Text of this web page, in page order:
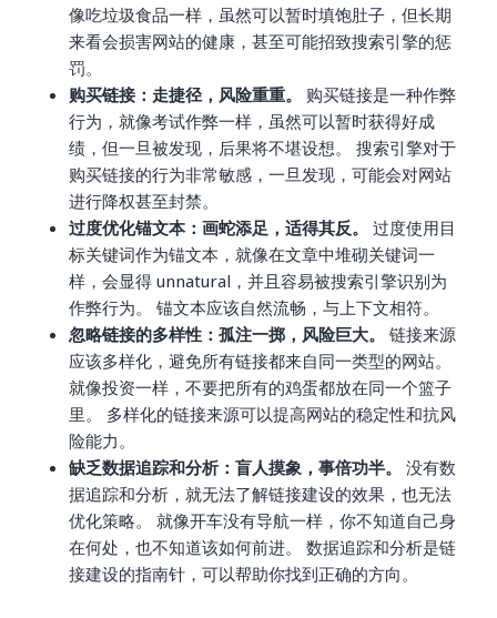
像吃垃圾食品一样，虽然可以暂时填饱肚子，但长期
来看会损害网站的健康，甚至可能招致搜索引擎的惩
罚。
购买链接：走捷径，风险重重。
购买链接是一种作弊
行为，就像考试作弊一样，虽然可以暂时获得好成
绩，但一旦被发现，后果将不堪设想。 搜索引擎对于
购买链接的行为非常敏感，一旦发现，可能会对网站
进行降权甚至封禁。
过度优化锚文本：画蛇添足，适得其反。
过度使用目
标关键词作为锚文本，就像在文章中堆砌关键词一
样，会显得 unnatural，并且容易被搜索引擎识别为
作弊行为。 锚文本应该自然流畅，与上下文相符。
忽略链接的多样性：孤注一掷，风险巨大。
链接来源
应该多样化，避免所有链接都来自同一类型的网站。
就像投资一样，不要把所有的鸡蛋都放在同一个篮子
里。 多样化的链接来源可以提高网站的稳定性和抗风
险能力。
缺乏数据追踪和分析：盲人摸象，事倍功半。
没有数
据追踪和分析，就无法了解链接建设的效果，也无法
优化策略。 就像开车没有导航一样，你不知道自己身
在何处，也不知道该如何前进。 数据追踪和分析是链
接建设的指南针，可以帮助你找到正确的方向。